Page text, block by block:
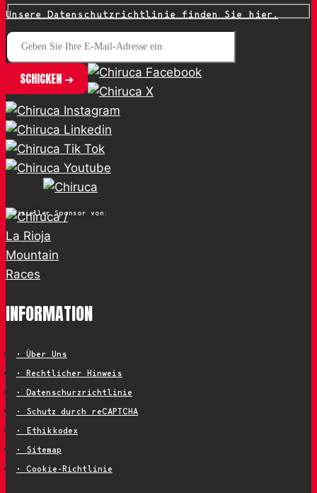
Unsere Datenschutzrichtlinie finden Sie hier.
Offizieller Sponsor von:
INFORMATION
• Über Uns
• Rechtlicher Hinweis
• Datenschurzrichtlinie
• Schutz durch reCAPTCHA
• Ethikkodex
• Sitemap
• Cookie-Richtlinie